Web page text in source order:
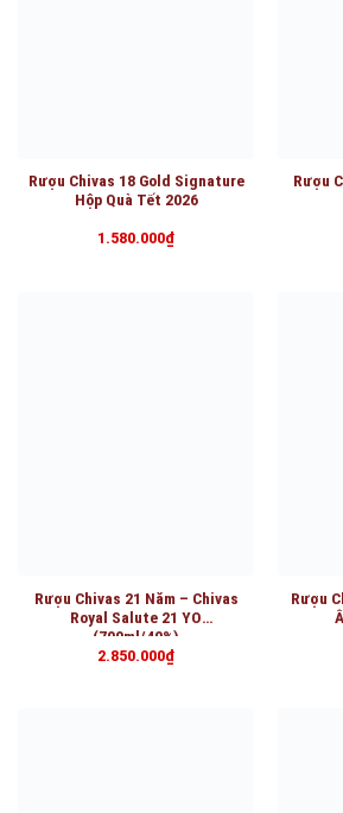
Rượu Chivas 18 Gold Signature
Hộp Quà Tết 2026
1.580.000₫
Rượu
Rượu Chivas 21 Năm – Chivas
Royal Salute 21 YO
(700ml/40%)
2.850.000₫
Rượu